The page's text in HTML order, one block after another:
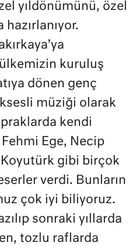
yıldönümünü, özel
ülkemizin kuruluş
dönen genç
müziği olarak
kendi
Ege, Necip
gibi birçok
verdi. Bunların
çok iyi biliyoruz.
sonraki yıllarda
tozlu raflarda